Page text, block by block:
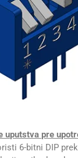
uputstva pre
6-bitni DIP